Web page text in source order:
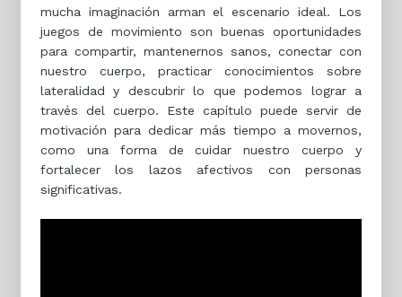
mucha imaginación arman el escenario ideal. Los
juegos de movimiento son buenas oportunidades
para compartir, mantenernos sanos, conectar con
nuestro cuerpo, practicar conocimientos sobre
lateralidad y descubrir lo que podemos lograr a
través del cuerpo. Este capítulo puede servir de
motivación para dedicar más tiempo a movernos,
como una forma de cuidar nuestro cuerpo y
fortalecer los lazos afectivos con personas
significativas.